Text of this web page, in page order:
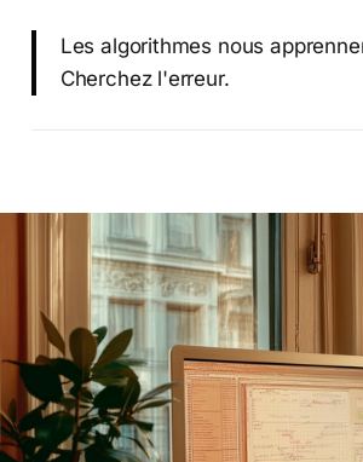
Les algorithmes nous
Cherchez l'erreur.